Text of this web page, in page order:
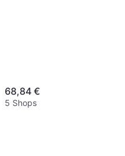
68,84 €
5 Shops